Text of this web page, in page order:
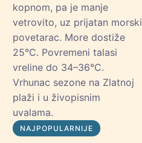
kopnom, pa je manje
vetrovito, uz prijatan morski
povetarac. More dostiže
25°C. Povremeni talasi
vreline do 34–36°C.
Vrhunac sezone na Zlatnoj
plaži i u živopisnim
uvalama.
NAJPOPULARNIJE